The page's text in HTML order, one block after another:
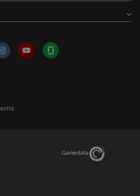
InstagramYouTubeGlassdoor
Genedata Link